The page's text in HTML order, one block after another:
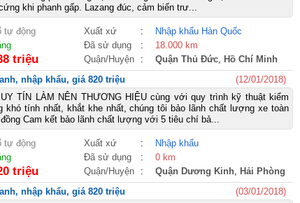
khi phanh gấp. Lazang đúc, cảm biến trư...
tự động Xuất xứ :
Nhập khẩu Hàn Quốc
Đã sử dụng :
18.000 km
triệu Quận/Huyện : Quận Thủ Đức, Hồ Chí Minh
nhập khẩu, giá 820 triệu
(12/01/2018)
TÍN LÀM NÊN THƯƠNG HIỆU cùng với quy trình kỹ thuật kiểm
khó tính nhất, khắt khe nhất, chúng tôi bảo lãnh chất lượng xe toàn
Cam kết bảo lãnh chất lượng với 5 tiêu chí bả...
tự động Xuất xứ :
Nhập khẩu
Đã sử dụng :
0 km
triệu Quận/Huyện : Quận Dương Kinh, Hải Phòng
nhập khẩu, giá 820 triệu
(03/01/2018)